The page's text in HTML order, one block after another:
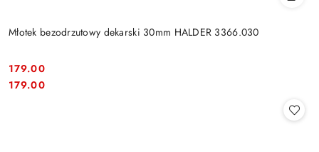
Młotek bezodrzutowy dekarski 30mm HALDER 3366.030
Cena:
179.00
Cena:
179.00